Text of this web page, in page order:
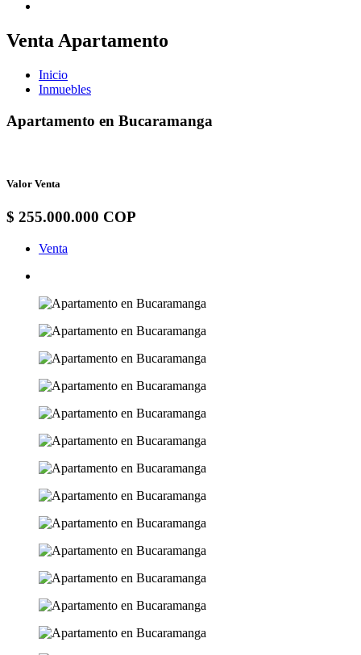
Venta Apartamento
Inicio
Inmuebles
Apartamento en Bucaramanga
Valor Venta
$ 255.000.000 COP
Venta